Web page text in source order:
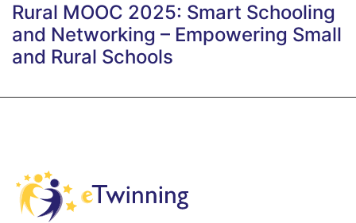
Rural MOOC 2025: Smart Schooling
and Networking – Empowering Small
and Rural Schools